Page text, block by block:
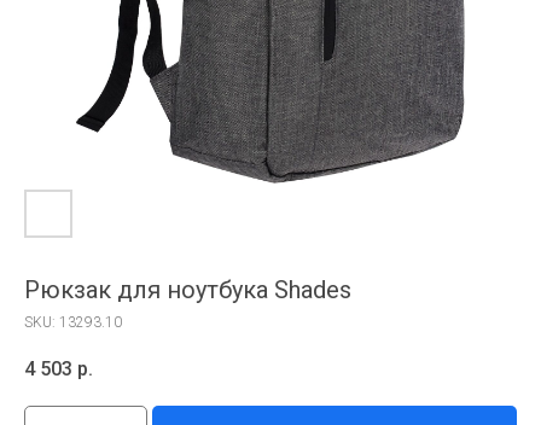
Рюкзак для ноутбука Shades
SKU: 13293.10
4 503 р.